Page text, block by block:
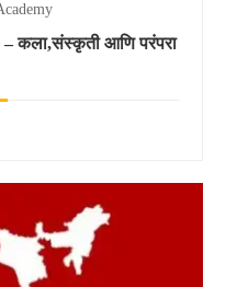
कला,संस्कृती आणि परंपरा